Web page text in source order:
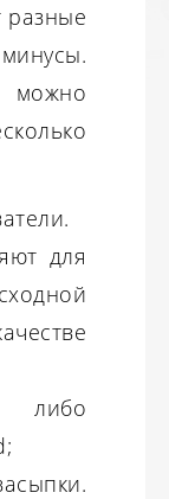
разные
можно
для
либо